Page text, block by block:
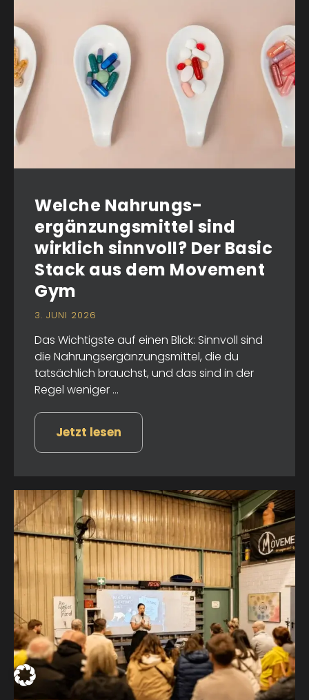
Welche Nahrungs­­
ergänzungs­mittel sind
wirklich sinnvoll? Der Basic
Stack aus dem Movement
Gym
3. JUNI 2026
Das Wichtigste auf einen Blick: Sinnvoll sind
die Nahrungsergänzungsmittel, die du
tatsächlich brauchst, und das sind in der
Regel weniger ...
Jetzt lesen